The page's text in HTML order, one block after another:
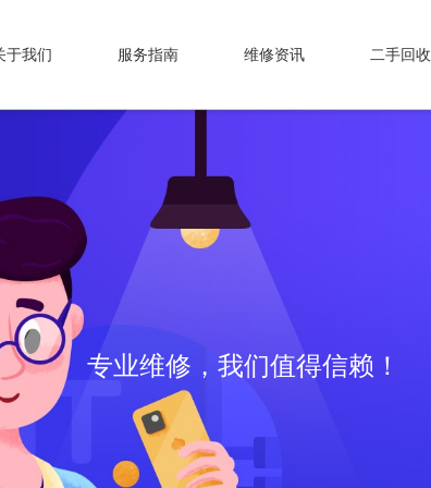
于我们 服务指南 维修资讯 二手回收
专业维修，我们值得信赖！